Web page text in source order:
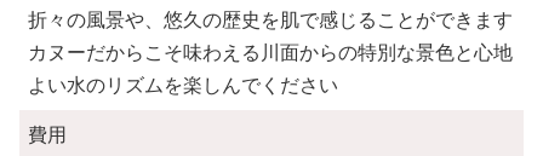
折々の風景や、悠久の歴史を肌で感じることができます
カヌーだからこそ味わえる川面からの特別な景色と心地
よい水のリズムを楽しんでください
費用